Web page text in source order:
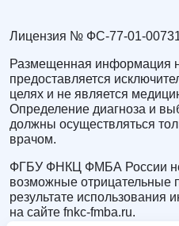
Лицензия № ФС-77-01-
Размещенная информация
предоставляется
целях и не является
Определение диагноза и
должны осуществляться
врачом.
ФГБУ ФНКЦ ФМБА России не
возможные отрицательные
результате
на сайте fnkc-fmba.ru.